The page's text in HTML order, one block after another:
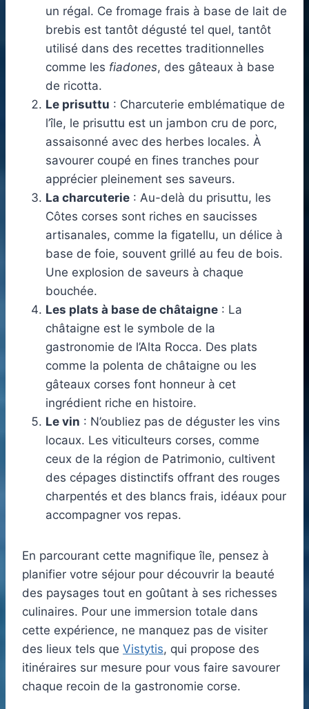
un régal. Ce fromage frais à base de lait de
brebis est tantôt dégusté tel quel, tantôt
utilisé dans des recettes traditionnelles
comme les fiadones, des gâteaux à base
de ricotta.
Le prisuttu : Charcuterie emblématique de
l’île, le prisuttu est un jambon cru de porc,
assaisonné avec des herbes locales. À
savourer coupé en fines tranches pour
apprécier pleinement ses saveurs.
La charcuterie : Au-delà du prisuttu, les
Côtes corses sont riches en saucisses
artisanales, comme la figatellu, un délice à
base de foie, souvent grillé au feu de bois.
Une explosion de saveurs à chaque
bouchée.
Les plats à base de châtaigne : La
châtaigne est le symbole de la
gastronomie de l’Alta Rocca. Des plats
comme la polenta de châtaigne ou les
gâteaux corses font honneur à cet
ingrédient riche en histoire.
Le vin : N’oubliez pas de déguster les vins
locaux. Les viticulteurs corses, comme
ceux de la région de Patrimonio, cultivent
des cépages distinctifs offrant des rouges
charpentés et des blancs frais, idéaux pour
accompagner vos repas.
En parcourant cette magnifique île, pensez à
planifier votre séjour pour découvrir la beauté
des paysages tout en goûtant à ses richesses
culinaires. Pour une immersion totale dans
cette expérience, ne manquez pas de visiter
des lieux tels que Vistytis, qui propose des
itinéraires sur mesure pour vous faire savourer
chaque recoin de la gastronomie corse.